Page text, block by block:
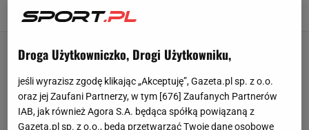
Agnieszka Piskorz,
Droga Użytkowniczko, Drogi Użytkowniku,
jeśli wyrazisz zgodę klikając „Akceptuję”, Gazeta.pl sp. z o.o.
oraz jej Zaufani Partnerzy, w tym [676] Zaufanych Partnerów
IAB, jak również Agora S.A. będąca spółką powiązaną z
Gazeta.pl sp. z o.o., będą przetwarzać Twoje dane osobowe